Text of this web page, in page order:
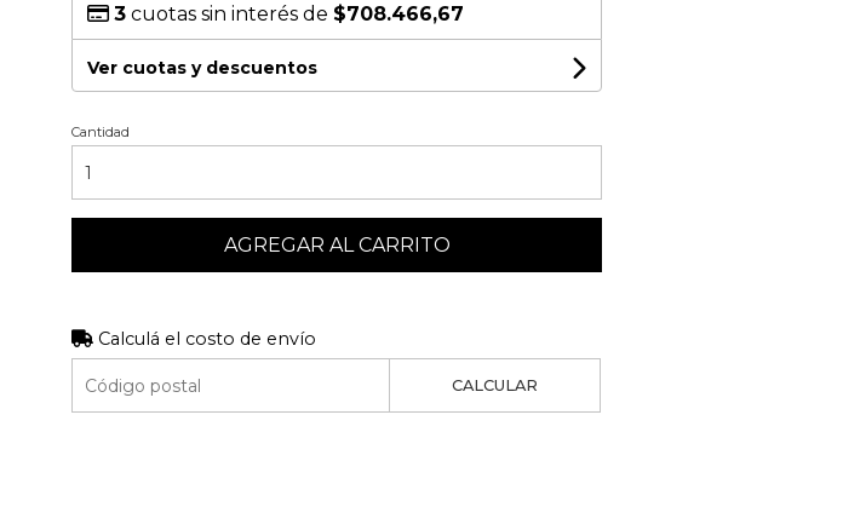
3 cuotas sin interés de $708.466,67
Ver cuotas y descuentos
Cantidad
AGREGAR AL CARRITO
Calculá el costo de envío
CALCULAR